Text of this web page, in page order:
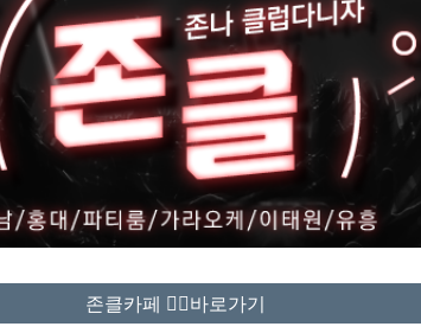
존클카페 ❤️‍🔥바로가기